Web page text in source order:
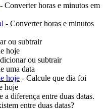
- Converter horas e minutos em
- Converter horas e minutos
ou subtrair
hoje
ou subtrair
uma data
hoje - Calcule que dia foi
hoje
a diferença entre duas datas.
entre duas datas?